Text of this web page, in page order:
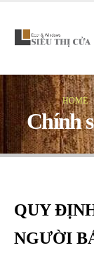
HOME
Chính
QUY
NGƯỜI